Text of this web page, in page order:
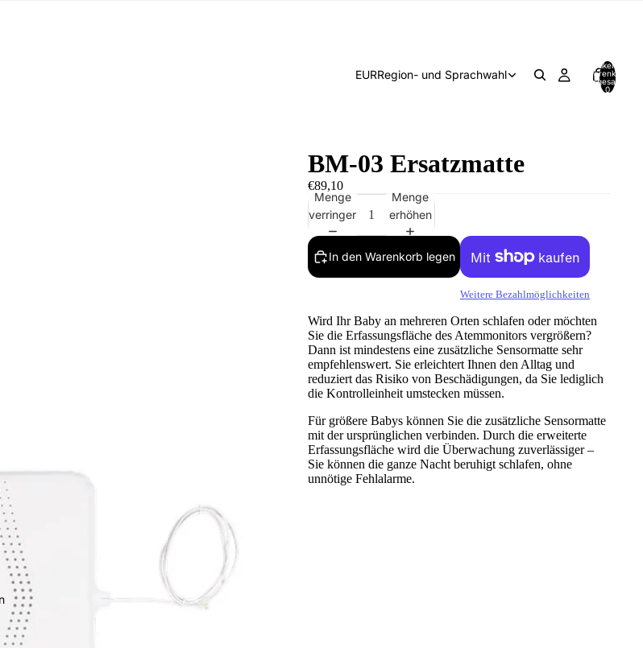
EURRegion- und Sprachwahl
Artikel im
Warenkorb
insgesamt:
0
BM-03 Ersatzmatte
€89,10
Menge
verringern
Menge
erhöhen
In den Warenkorb legen
Weitere Bezahlmöglichkeiten
Wird Ihr Baby an mehreren Orten schlafen oder möchten
Sie die Erfassungsfläche des Atemmonitors vergrößern?
Dann ist mindestens eine zusätzliche Sensormatte sehr
empfehlenswert. Sie erleichtert Ihnen den Alltag und
reduziert das Risiko von Beschädigungen, da Sie lediglich
die Kontrolleinheit umstecken müssen.
Für größere Babys können Sie die zusätzliche Sensormatte
mit der ursprünglichen verbinden. Durch die erweiterte
Erfassungsfläche wird die Überwachung zuverlässiger –
Sie können die ganze Nacht beruhigt schlafen, ohne
unnötige Fehlalarme.